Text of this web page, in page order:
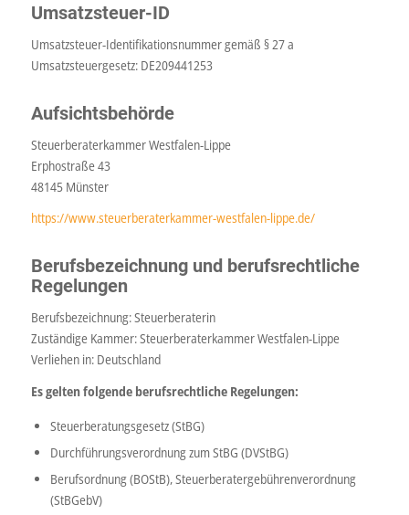
Umsatzsteuer-ID
Umsatzsteuer-Identifikationsnummer gemäß § 27 a
Umsatzsteuergesetz: DE209441253
Aufsichtsbehörde
Steuerberaterkammer Westfalen-Lippe
Erphostraße 43
48145 Münster
https://www.steuerberaterkammer-westfalen-lippe.de/
Berufsbezeichnung und berufsrechtliche
Regelungen
Berufsbezeichnung: Steuerberaterin
Zuständige Kammer: Steuerberaterkammer Westfalen-Lippe
Verliehen in: Deutschland
Es gelten folgende berufsrechtliche Regelungen:
Steuerberatungsgesetz (StBG)
Durchführungsverordnung zum StBG (DVStBG)
Berufsordnung (BOStB), Steuerberatergebührenverordnung
(StBGebV)